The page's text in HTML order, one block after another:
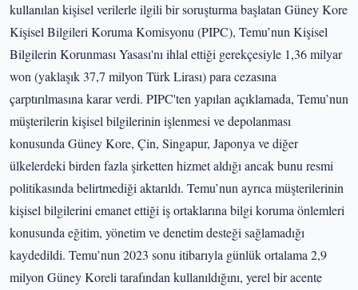
kullanılan kişisel verilerle ilgili bir soruşturma başlatan Güney Kore
Kişisel Bilgileri Koruma Komisyonu (PIPC), Temu’nun Kişisel
Bilgilerin Korunması Yasası'nı ihlal ettiği gerekçesiyle 1,36 milyar
won (yaklaşık 37,7 milyon Türk Lirası) para cezasına
çarptırılmasına karar verdi. PIPC'ten yapılan açıklamada, Temu’nun
müşterilerin kişisel bilgilerinin işlenmesi ve depolanması
konusunda Güney Kore, Çin, Singapur, Japonya ve diğer
ülkelerdeki birden fazla şirketten hizmet aldığı ancak bunu resmi
politikasında belirtmediği aktarıldı. Temu’nun ayrıca müşterilerinin
kişisel bilgilerini emanet ettiği iş ortaklarına bilgi koruma önlemleri
konusunda eğitim, yönetim ve denetim desteği sağlamadığı
kaydedildi. Temu’nun 2023 sonu itibarıyla günlük ortalama 2,9
milyon Güney Koreli tarafından kullanıldığını, yerel bir acente